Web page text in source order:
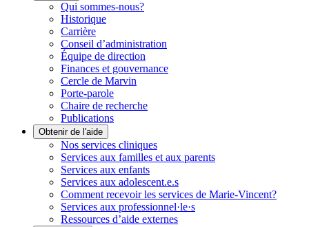
Qui sommes-nous?
Historique
Carrière
Conseil d’administration
Équipe de direction
Finances et gouvernance
Cercle de Marvin
Porte-parole
Chaire de recherche
Publications
Obtenir de l'aide
Nos services cliniques
Services aux familles et aux parents
Services aux enfants
Services aux adolescent.e.s
Comment recevoir les services de Marie-Vincent?
Services aux professionnel·le·s
Ressources d’aide externes